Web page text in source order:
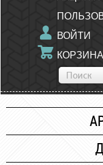
ВОЙТИ
КОРЗИНА